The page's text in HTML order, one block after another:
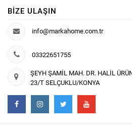
BIZE ULAŞIN
info@markahome.com.tr
03322651755
ŞEYH ŞAMİL MAH. DR. HALİL
23/T SELÇUKLU/KONYA